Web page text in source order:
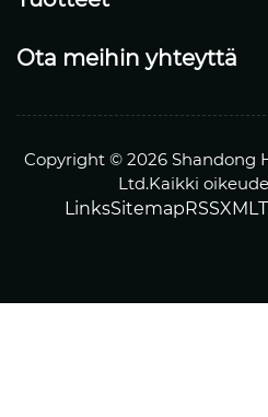
Ota meihin yhteyttä
Copyright © 2026 Shandong
Ltd.Kaikki
LinksSitemapRSSXML